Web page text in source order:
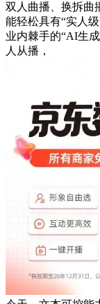
双人曲播、换拆曲
能轻松具有“实人
业内棘手的“AI生
人从播，